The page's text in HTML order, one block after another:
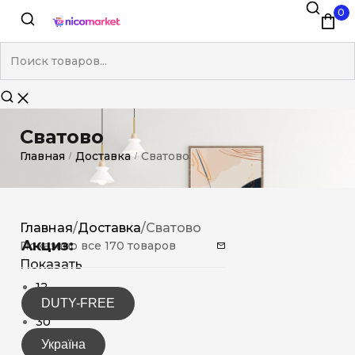
0
Сватово
Главная / Доставка / Сватово
Акциз:
DUTY-FREE
Україна
Главная/Доставка/Сватово
Показано все 170 товаров
Показать
12
15
30